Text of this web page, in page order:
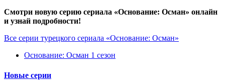
Смотри новую серию сериала «Основание: Осман» онлайн
и узнай подробности!
Все серии турецкого сериала «Основание: Осман»
Основание: Осман 1 сезон
Новые серии